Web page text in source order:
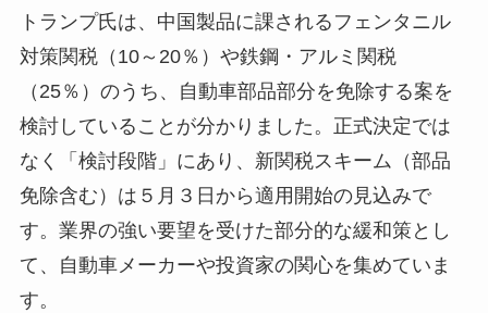
トランプ氏は、中国製品に課されるフェンタニル
対策関税（10～20％）や鉄鋼・アルミ関税
（25％）のうち、自動車部品部分を免除する案を
検討していることが分かりました。正式決定では
なく「検討段階」にあり、新関税スキーム（部品
免除含む）は５月３日から適用開始の見込みで
す。業界の強い要望を受けた部分的な緩和策とし
て、自動車メーカーや投資家の関心を集めていま
す。